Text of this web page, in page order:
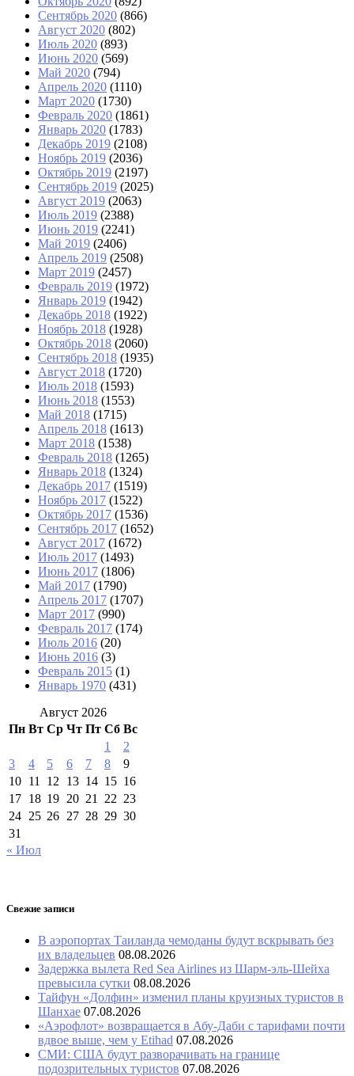
Сентябрь 2020 (866)
Август 2020 (802)
Июль 2020 (893)
Июнь 2020 (569)
Май 2020 (794)
Апрель 2020 (1110)
Март 2020 (1730)
Февраль 2020 (1861)
Январь 2020 (1783)
Декабрь 2019 (2108)
Ноябрь 2019 (2036)
Октябрь 2019 (2197)
Сентябрь 2019 (2025)
Август 2019 (2063)
Июль 2019 (2388)
Июнь 2019 (2241)
Май 2019 (2406)
Апрель 2019 (2508)
Март 2019 (2457)
Февраль 2019 (1972)
Январь 2019 (1942)
Декабрь 2018 (1922)
Ноябрь 2018 (1928)
Октябрь 2018 (2060)
Сентябрь 2018 (1935)
Август 2018 (1720)
Июль 2018 (1593)
Июнь 2018 (1553)
Май 2018 (1715)
Апрель 2018 (1613)
Март 2018 (1538)
Февраль 2018 (1265)
Январь 2018 (1324)
Декабрь 2017 (1519)
Ноябрь 2017 (1522)
Октябрь 2017 (1536)
Сентябрь 2017 (1652)
Август 2017 (1672)
Июль 2017 (1493)
Июнь 2017 (1806)
Май 2017 (1790)
Апрель 2017 (1707)
Март 2017 (990)
Февраль 2017 (174)
Июль 2016 (20)
Июнь 2016 (3)
Февраль 2015 (1)
Январь 1970 (431)
Август 2026
Пн Вт Ср Чт Пт Сб Вс
1
2
3
4 5 6 7 8
9
10 11 12 13 14 15 16
17 18 19 20 21 22 23
24 25 26 27 28 29 30
31
« Июл
Свежие записи
В аэропортах Таиланда чемоданы будут вскрывать без
их владельцев 08.08.2026
Задержка вылета Red Sea Airlines из Шарм-эль-Шейха
превысила сутки 08.08.2026
Тайфун «Долфин» изменил планы круизных туристов в
Шанхае 07.08.2026
«Аэрофлот» возвращается в Абу-Даби с тарифами почти
вдвое выше, чем у Etihad 07.08.2026
СМИ: США будут разворачивать на границе
подозрительных туристов 07.08.2026